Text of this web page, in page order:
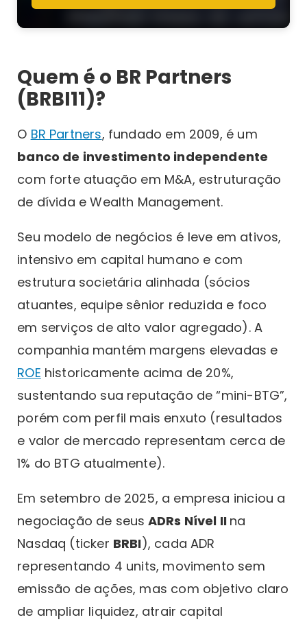
Quem é o BR Partners
(BRBI11)?
O BR Partners, fundado em 2009, é um
banco de investimento independente
com forte atuação em M&A, estruturação
de dívida e Wealth Management.
Seu modelo de negócios é leve em ativos,
intensivo em capital humano e com
estrutura societária alinhada (sócios
atuantes, equipe sênior reduzida e foco
em serviços de alto valor agregado). A
companhia mantém margens elevadas e
ROE historicamente acima de 20%,
sustentando sua reputação de “mini-BTG”,
porém com perfil mais enxuto (resultados
e valor de mercado representam cerca de
1% do BTG atualmente).
Em setembro de 2025, a empresa iniciou a
negociação de seus ADRs Nível II na
Nasdaq (ticker BRBI), cada ADR
representando 4 units, movimento sem
emissão de ações, mas com objetivo claro
de ampliar liquidez, atrair capital